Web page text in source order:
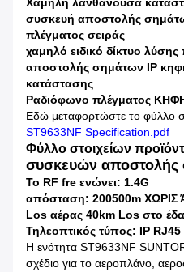
Χαμηλή λανθάνουσα
συσκευή αποστολής
πλέγματος σειράς
χαμηλό ειδικό δίκτυο
αποστολής σημάτων IP
κατάστασης
Ραδιόφωνο πλέγματος
Εδώ μεταφορτώστε το φύλλο
ST9633NF Specification.pdf
Φύλλο στοιχείων
συσκευών
Το RF fre ενώνει: 1.4G
απόσταση: 200500m
Los αέρας 40km Los στο
Τηλεοπτικός τύπος: IP RJ45
Η ενότητα ST9633NF
σχέδιο για το αεροπλάνο,